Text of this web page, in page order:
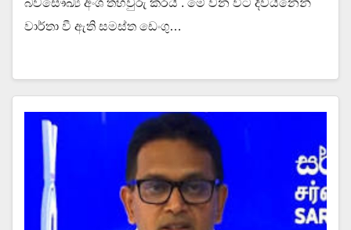
බවසෞඛ්‍ය අංශ තහවුරු කරයි . මේ වන විට දිවයිනෙන්
වාර්තා වී ඇති සමස්ත ඩෙංගු…